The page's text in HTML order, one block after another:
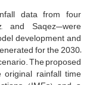
data from four
and Saqez—were
development and
for the 2030–
The proposed
original rainfall time